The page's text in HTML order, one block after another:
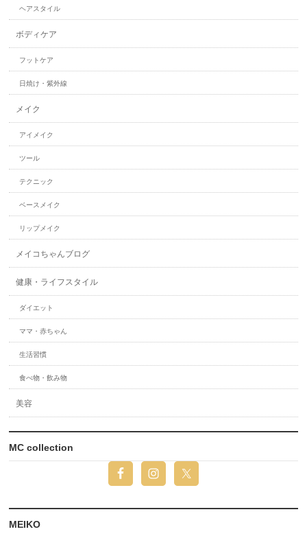
ヘアスタイル
ボディケア
フットケア
日焼け・紫外線
メイク
アイメイク
ツール
テクニック
ベースメイク
リップメイク
メイコちゃんブログ
健康・ライフスタイル
ダイエット
ママ・赤ちゃん
生活習慣
食べ物・飲み物
美容
MC collection
MEIKO